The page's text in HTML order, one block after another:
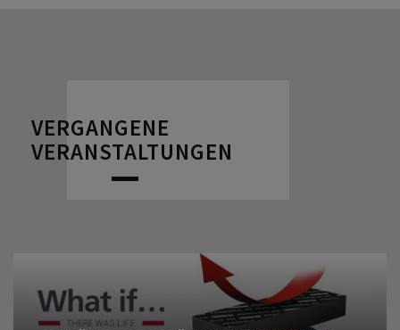
VERGANGENE
VERANSTALTUNGEN